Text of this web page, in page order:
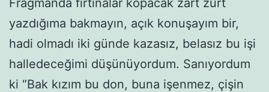
yazdığıma bakmayın, açık konuşayım bir,
hadi olmadı iki günde kazasız, belasız bu işi
halledeceğimi düşünüyordum. Sanıyordum
ki “Bak kızım bu don, buna işenmez, çişin